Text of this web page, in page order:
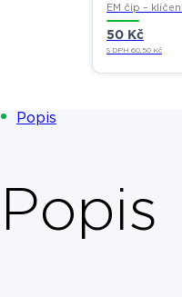
EM čip –
50 Kč
S DPH 60,50 Kč
Popis
Popis